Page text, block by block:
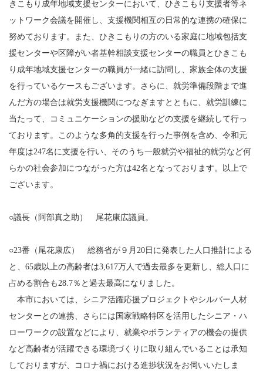
きこもり成年地域支援センターにおいて、ひきこもり支援者等ネ
ットワーク会議を開催し、支援機関相互の日常的な連携の確保に
努めております。また、ひきこもりの方のいる家庭に地域包括支
援センターや区障がい者基幹相談支援センターの職員とひきこも
り成年地域支援センターの職員が一緒に訪問し、家族全体の支援
を行っているケースもございます。さらに、就労準備段階まで進
んだ方の場合は就労支援機関につなぎますとともに、就労訓練に
当たって、コミュニケーションの援助などの支援を継続して行っ
ております。このような多角的支援を行った事例を含め、令和元
年度は247名に支援を行い、そのうち一般就労や福祉的就労など何
らかの社会参加につながった方は42名となっております。以上で
ございます。
○議長（阿部真之助） 尾花康広議員。
○23番（尾花康広） 総務省が９月20日に発表した人口推計による
と、65歳以上の高齢者は3,617万人で過去最多を更新し、総人口に
占める割合も28.7％と過去最高になりました。
本市においては、シニア活躍応援プロジェクトやシルバー人材
センターとの連携、さらには国家戦略特区を活用したシニア・ハ
ローワークの設置などにより、就業やボランティアの機会の提供
など高齢者が活躍できる環境づくりに取り組んでいることは承知
しておりますが、コロナ禍における進捗状況をお伺いいたしま